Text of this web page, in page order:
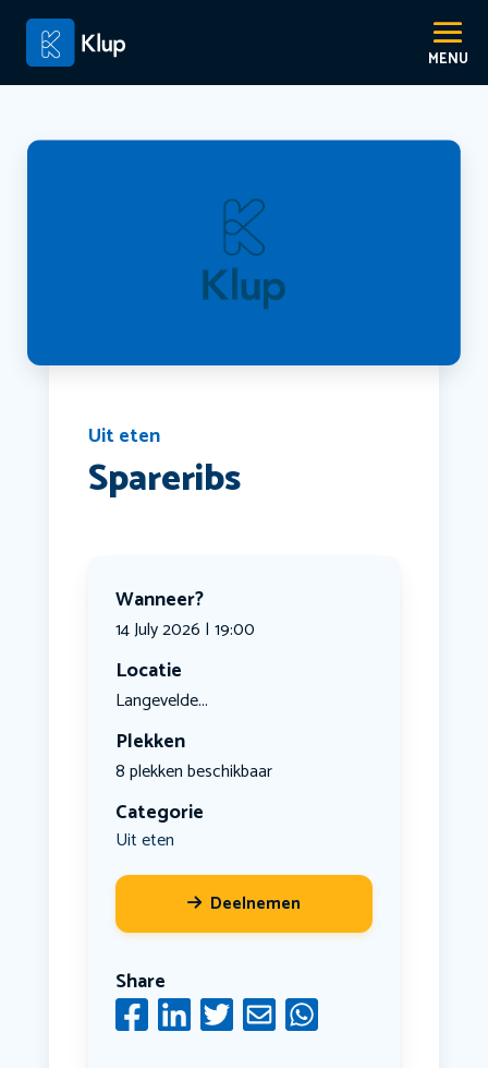
Uit eten
Spareribs
Wanneer?
14 July 2026 | 19:00
Locatie
Langevelde...
Plekken
8 plekken beschikbaar
Categorie
Uit eten
Deelnemen
Share